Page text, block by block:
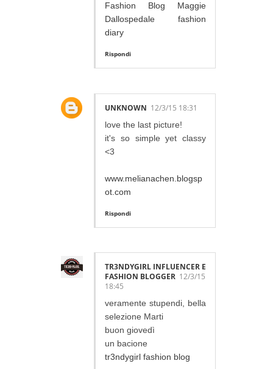
Fashion Blog Maggie
Dallospedale fashion
diary
Rispondi
UNKNOWN 12/3/15 18:31
love the last picture!
it's so simple yet classy
<3
www.melianachen.blogsp
ot.com
Rispondi
TR3NDYGIRL INFLUENCER E
FASHION BLOGGER 12/3/15
18:45
veramente stupendi, bella
selezione Marti
buon giovedì
un bacione
tr3ndygirl fashion blog